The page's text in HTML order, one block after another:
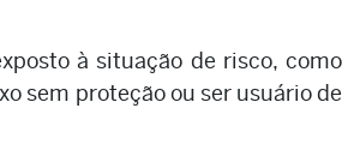
à situação de risco, como
sem proteção ou ser usuário de